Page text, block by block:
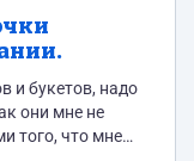
и букетов, надо
они мне не
того, что мне